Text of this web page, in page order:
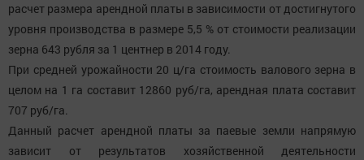
расчет размера арендной платы в зависимости от достигнутого
уровня производства в размере 5,5 % от стоимости реализации
зерна 643 рубля за 1 центнер в 2014 году.
При средней урожайности 20 ц/га стоимость валового зерна в
целом на 1 га составит 12860 руб/га, арендная плата составит
707 руб/га.
Данный расчет арендной платы за паевые земли напрямую
зависит от результатов хозяйственной деятельности